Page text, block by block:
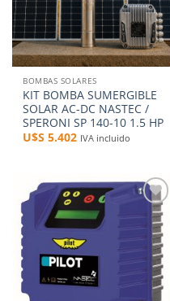
BOMBAS SOLARES
KIT BOMBA SUMERGIBLE
SOLAR AC-DC NASTEC /
SPERONI SP 140-10 1.5 HP
U$S5.402 IVA incluido
Añadir
a la
lista de
deseos